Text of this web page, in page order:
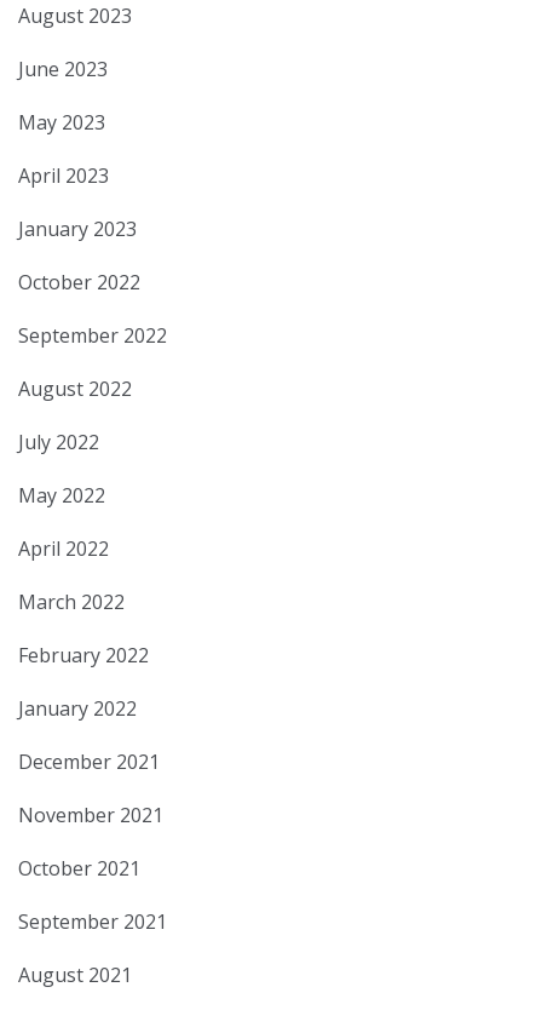
August 2023
June 2023
May 2023
April 2023
January 2023
October 2022
September 2022
August 2022
July 2022
May 2022
April 2022
March 2022
February 2022
January 2022
December 2021
November 2021
October 2021
September 2021
August 2021